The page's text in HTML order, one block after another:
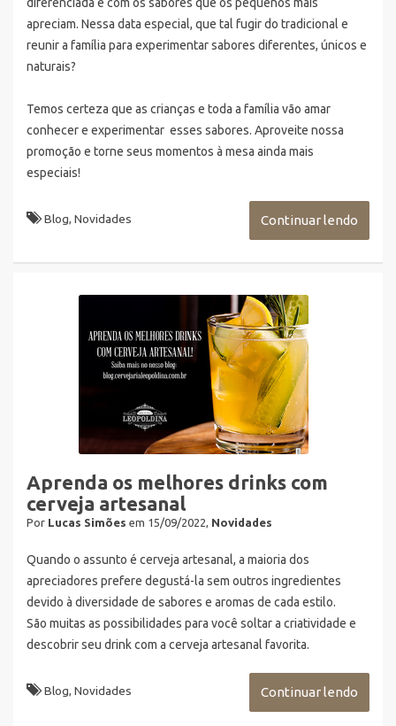
apreciam. Nessa data especial, que tal fugir do tradicional e
reunir a família para experimentar sabores diferentes, únicos e
naturais?
Temos certeza que as crianças e toda a família vão amar
conhecer e experimentar esses sabores. Aproveite nossa
promoção e torne seus momentos à mesa ainda mais
especiais!
Continuar lendo
Blog, Novidades
Aprenda os melhores drinks com
cerveja artesanal
Por Lucas Simões em 15/09/2022, Novidades
Quando o assunto é cerveja artesanal, a maioria dos
apreciadores prefere degustá-la sem outros ingredientes
devido à diversidade de sabores e aromas de cada estilo.
São muitas as possibilidades para você soltar a criatividade e
descobrir seu drink com a cerveja artesanal favorita.
Continuar lendo
Blog, Novidades